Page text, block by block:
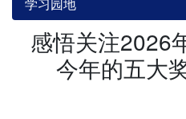
感悟关注
今年的五大